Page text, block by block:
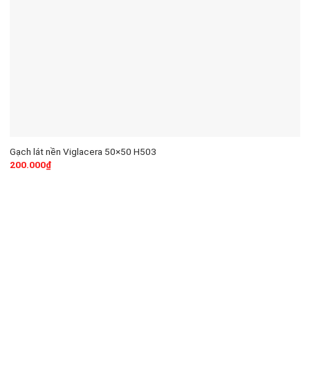
Gạch lát nền Viglacera 50×50 H503
200.000₫